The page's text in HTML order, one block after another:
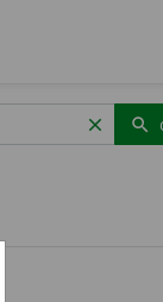
clear search